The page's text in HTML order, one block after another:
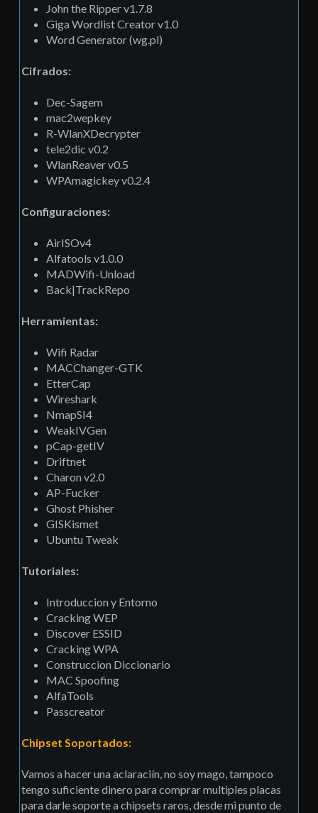
John the Ripper v1.7.8
Giga Wordlist Creator v1.0
Word Generator (wg.pl)
Cifrados:
Dec-Sagem
mac2wepkey
R-WlanXDecrypter
tele2dic v0.2
WlanReaver v0.5
WPAmagickey v0.2.4
Configuraciones:
AirISOv4
Alfatools v1.0.0
MADWifi-Unload
Back|TrackRepo
Herramientas:
Wifi Radar
MACChanger-GTK
EtterCap
Wireshark
NmapSI4
WeakIVGen
pCap-getIV
Driftnet
Charon v2.0
AP-Fucker
Ghost Phisher
GISKismet
Ubuntu Tweak
Tutoriales:
Introduccion y Entorno
Cracking WEP
Discover ESSID
Cracking WPA
Construccion Diccionario
MAC Spoofing
AlfaTools
Passcreator
Chipset Soportados:
Vamos a hacer una aclaraciín, no soy mago, tampoco
tengo suficiente dinero para comprar multiples placas
para darle soporte a chipsets raros, desde mi punto de